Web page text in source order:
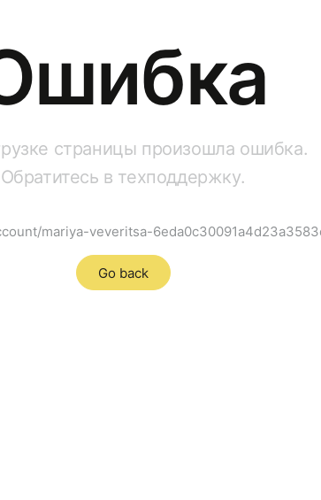
страницы произошла ошибка.
Обратитесь в техподдержку.
mariya-veveritsa-
Go back